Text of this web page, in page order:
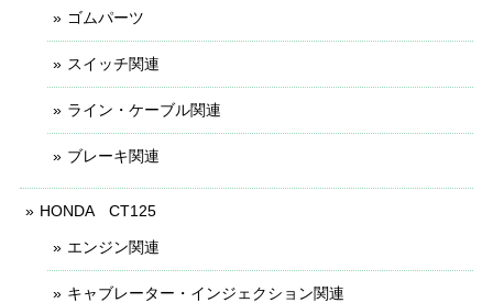
ゴムパーツ
スイッチ関連
ライン・ケーブル関連
ブレーキ関連
HONDA CT125
エンジン関連
キャブレーター・インジェクション関連